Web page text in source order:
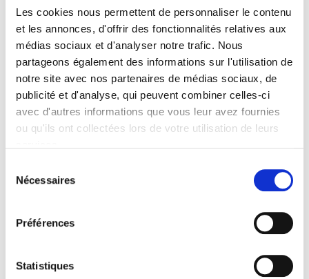
Les cookies nous permettent de personnaliser le contenu
et les annonces, d'offrir des fonctionnalités relatives aux
médias sociaux et d'analyser notre trafic. Nous
partageons également des informations sur l'utilisation de
notre site avec nos partenaires de médias sociaux, de
publicité et d'analyse, qui peuvent combiner celles-ci
avec d'autres informations que vous leur avez fournies
ou qu'ils ont collectées lors de votre utilisation de leurs
Nécessaires
Préférences
Statistiques
Formats
Contents
Specifications
Publisher
Pascale Cornut St-Pierre
Publisher Category